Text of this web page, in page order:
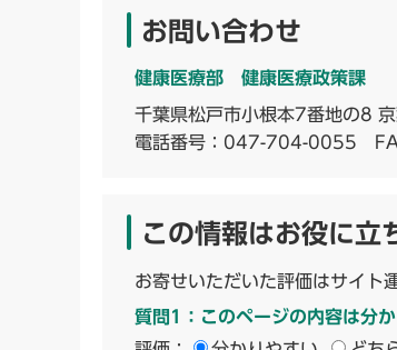
お問い合わせ
健康医療部 健康医療政策課
千葉県松戸市小根本7番地の8
電話番号： 047-704-0055
この情報はお役に立
お寄せいただいた評価はサイト
質問1：このページの内容は分